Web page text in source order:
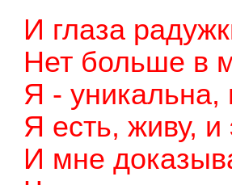
И глаза
Нет больше в
Я - уникальна,
Я есть, живу, и
И мне